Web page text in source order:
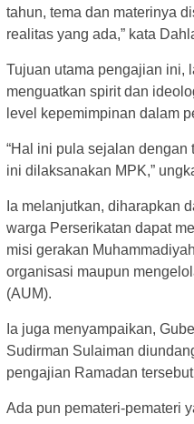
tahun, tema dan materinya
realitas yang ada,” kata
Tujuan utama pengajian ini,
menguatkan spirit dan
level kepemimpinan dalam
“Hal ini pula sejalan
ini dilaksanakan MPK,”
Ia melanjutkan, diharapkan
warga Perserikatan dapat
misi gerakan
organisasi maupun
(AUM).
Ia juga menyampaikan,
Sudirman Sulaiman
pengajian Ramadan
Ada pun pemateri-pemateri